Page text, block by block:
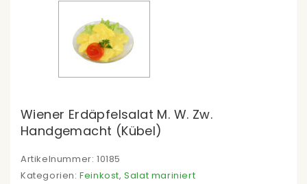
Wiener Erdäpfelsalat M. W. Zw.
Handgemacht (Kübel)
Artikelnummer: 10185
Kategorien:Feinkost,Salat mariniert